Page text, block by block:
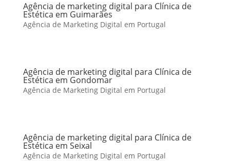
Agência de marketing digital para Clínica de
Estética em Guimarães
Agência de Marketing Digital em Portugal
Agência de marketing digital para Clínica de
Estética em Gondomar
Agência de Marketing Digital em Portugal
Agência de marketing digital para Clínica de
Estética em Seixal
Agência de Marketing Digital em Portugal